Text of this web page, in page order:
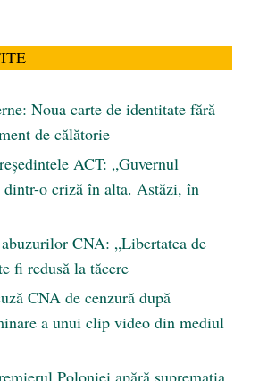
Noua carte de identitate fără
de călătorie
ACT: „Guvernul
dintr-o criză în alta. Astăzi, în
CNA: „Libertatea de
fi redusă la tăcere
CNA de cenzură după
a unui clip video din mediul
Poloniei apără supremația